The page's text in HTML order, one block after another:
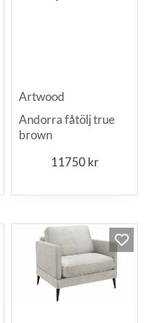
Artwood
Andorra fåtölj true
brown
11750kr